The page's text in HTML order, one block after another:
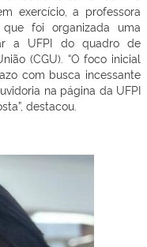
exercício, a professora
que foi organizada uma
a UFPI do quadro de
(CGU). “O foco inicial
com busca incessante
na página da UFPI
destacou.